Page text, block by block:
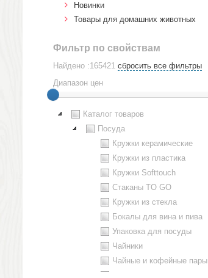
Новинки
Товары для домашних животных
Фильтр по свойствам
Найдено :165421 сбросить все фильтры
Диапазон цен
Каталог товаров
Посуда
Кружки керамические
Кружки из пластика
Кружки Softtouch
Стаканы TO GO
Кружки из стекла
Бокалы для вина и пива
Упаковка для посуды
Чайники
Чайные и кофейные пары